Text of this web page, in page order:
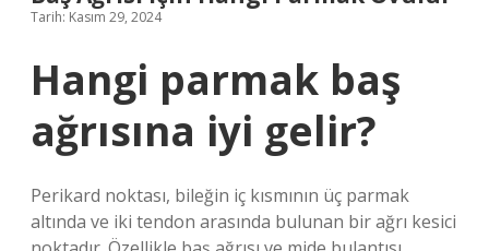
Tarih: Kasım 29, 2024
Hangi parmak baş
ağrısına iyi gelir?
Perikard noktası, bileğin iç kısmının üç parmak
altında ve iki tendon arasında bulunan bir ağrı kesici